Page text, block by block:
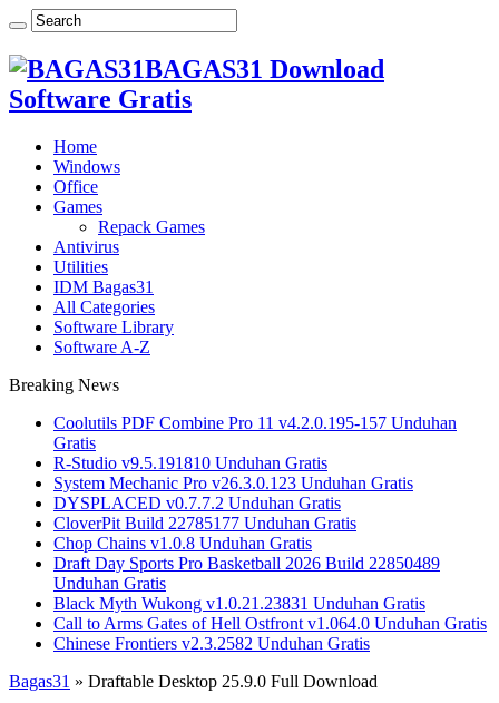
BAGAS31 Download
Software Gratis
Home
Windows
Office
Games
Repack Games
Antivirus
Utilities
IDM Bagas31
All Categories
Software Library
Software A-Z
Breaking News
Coolutils PDF Combine Pro 11 v4.2.0.195-157 Unduhan
Gratis
R-Studio v9.5.191810 Unduhan Gratis
System Mechanic Pro v26.3.0.123 Unduhan Gratis
DYSPLACED v0.7.7.2 Unduhan Gratis
CloverPit Build 22785177 Unduhan Gratis
Chop Chains v1.0.8 Unduhan Gratis
Draft Day Sports Pro Basketball 2026 Build 22850489
Unduhan Gratis
Black Myth Wukong v1.0.21.23831 Unduhan Gratis
Call to Arms Gates of Hell Ostfront v1.064.0 Unduhan Gratis
Chinese Frontiers v2.3.2582 Unduhan Gratis
Bagas31 » Draftable Desktop 25.9.0 Full Download